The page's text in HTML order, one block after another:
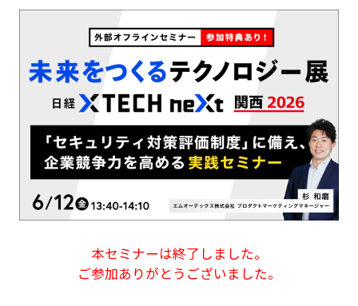
本セミナーは終了しました。
ご参加ありがとうございました。